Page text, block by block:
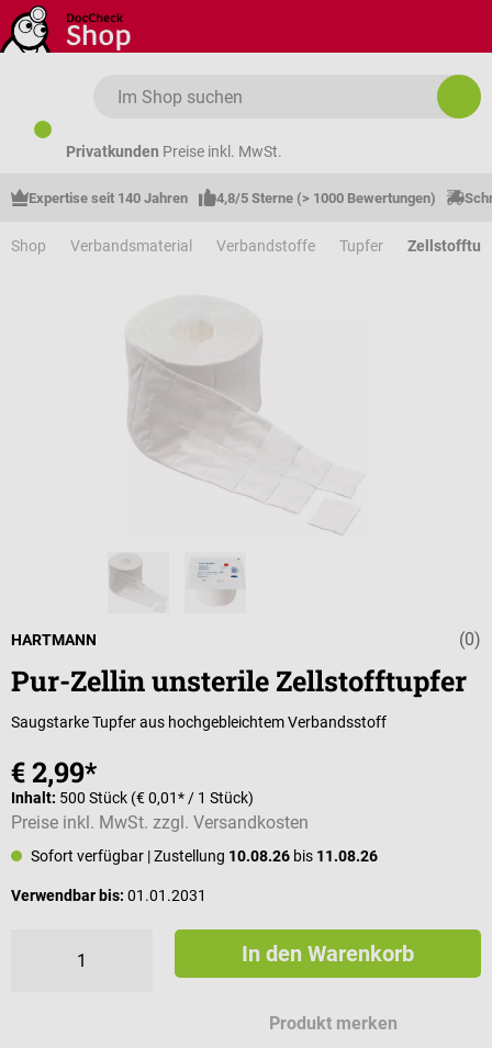
Zum Hauptinhalt springen
Privatkunden Preise inkl. MwSt.
Expertise seit 140 Jahren 4,8/5 Sterne (> 1000 Bewertungen)
Shop Verbandsmaterial Verbandstoffe Tupfer
(0)
HARTMANN
Pur-Zellin unsterile Zellstofftupfer
Saugstarke Tupfer aus hochgebleichtem Verbandsstoff
€ 2,99*
Inhalt: 500 Stück (€ 0,01* / 1 Stück)
Preise inkl. MwSt. zzgl. Versandkosten
Sofort verfügbar | Zustellung 10.08.26 bis 11.08.26
Verwendbar bis: 01.01.2031
In den Warenkorb
Produkt merken